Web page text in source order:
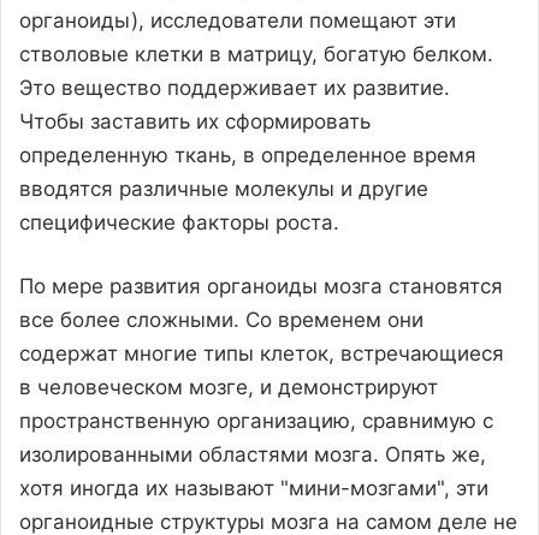
органоиды), исследователи помещают эти
стволовые клетки в матрицу, богатую белком.
Это вещество поддерживает их развитие.
Чтобы заставить их сформировать
определенную ткань, в определенное время
вводятся различные молекулы и другие
специфические факторы роста.
По мере развития органоиды мозга становятся
все более сложными. Со временем они
содержат многие типы клеток, встречающиеся
в человеческом мозге, и демонстрируют
пространственную организацию, сравнимую с
изолированными областями мозга. Опять же,
хотя иногда их называют "мини-мозгами", эти
органоидные структуры мозга на самом деле не